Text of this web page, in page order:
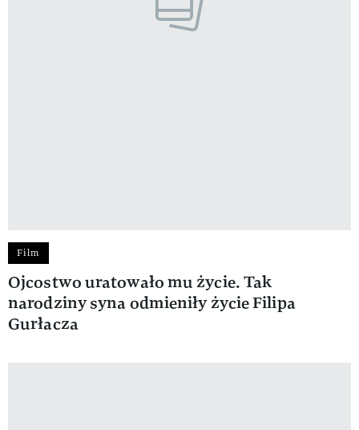
Film
Ojcostwo uratowało mu życie. Tak
narodziny syna odmieniły życie Filipa
Gurłacza